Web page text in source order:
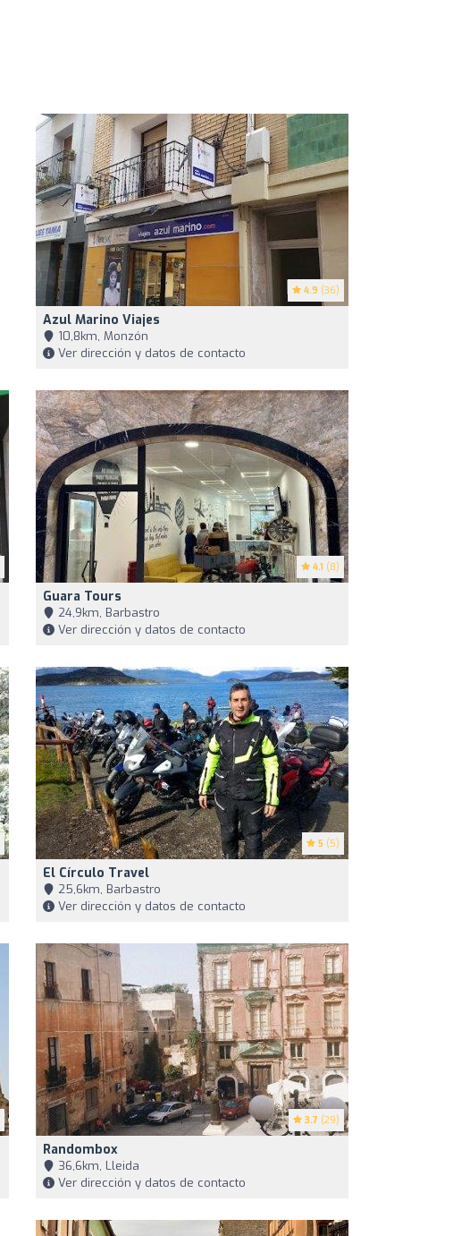
4.9 (36)
Azul Marino Viajes
10,8km, Monzón
Ver dirección y datos de contacto
4.1 (8)
Guara Tours
24,9km, Barbastro
Ver dirección y datos de contacto
5 (5)
El Círculo Travel
25,6km, Barbastro
Ver dirección y datos de contacto
3.7 (29)
Randombox
36,6km, Lleida
Ver dirección y datos de contacto